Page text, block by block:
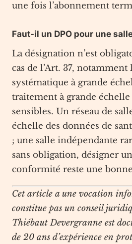
une fois l’abonnement
Faut-il un DPO pour une
La désignation n’est
cas de l’Art. 37,
systématique à grande
traitement à grande échelle
sensibles. Un réseau de
échelle des données de
; une salle indépendante
sans obligation, désigner
conformité reste une
Cet article a une vocation
constitue pas un conseil
Thiébaut Devergranne est
de 20 ans d’expérience en